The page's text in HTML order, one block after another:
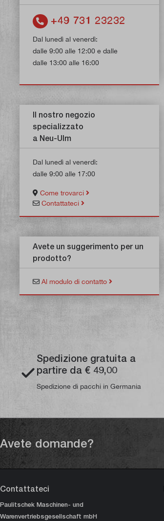
+49 731 23232
Dal lunedì al venerdì:
dalle 9:00 alle 12:00 e dalle
dalle 13:00 alle 16:00
Il nostro negozio
specializzato
a Neu-Ulm
Dal lunedì al venerdì:
dalle 9:00 alle 17:00
Come trovarci
Contattateci
Avete un suggerimento per un
prodotto?
Al modulo di contatto
Spedizione gratuita a
partire da € 49,00
Spedizione di pacchi in Germania
Avete domande?
Contattateci
Paulitschek Maschinen- und
Warenvertriebsgesellschaft mbH